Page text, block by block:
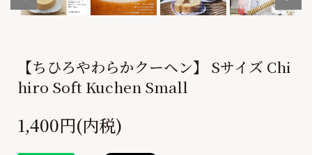
【ちひろやわらかクーヘン】 Sサイズ Chi
hiro Soft Kuchen Small
1,400円(内税)